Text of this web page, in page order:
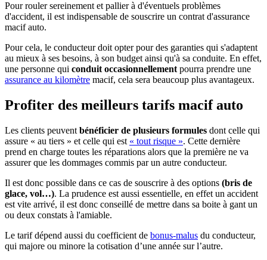
Pour rouler sereinement et pallier à d'éventuels problèmes
d'accident, il est indispensable de souscrire un contrat d'assurance
macif auto.
Pour cela, le conducteur doit opter pour des garanties qui s'adaptent
au mieux à ses besoins, à son budget ainsi qu'à sa conduite. En effet,
une personne qui conduit occasionnellementpourra prendre une
assurance au kilomètre macif, cela sera beaucoup plus avantageux.
Profiter des meilleurs tarifs macif auto
Les clients peuvent bénéficier de plusieurs formules dont celle qui
assure « au tiers » et celle qui est « tout risque ». Cette dernière
prend en charge toutes les réparations alors que la première ne va
assurer que les dommages commis par un autre conducteur.
Il est donc possible dans ce cas de souscrire à des options (bris de
glace, vol…). La prudence est aussi essentielle, en effet un accident
est vite arrivé, il est donc conseillé de mettre dans sa boite à gant un
ou deux constats à l'amiable.
Le tarif dépend aussi du coefficient de bonus-malus du conducteur,
qui majore ou minore la cotisation d’une année sur l’autre.